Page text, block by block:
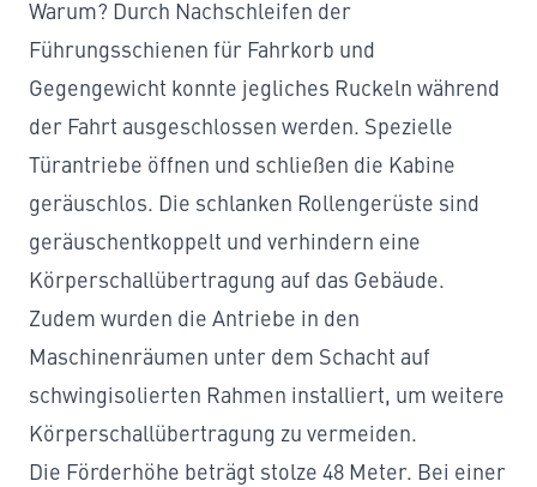
Warum? Durch Nachschleifen der
Führungsschienen für Fahrkorb und
Gegengewicht konnte jegliches Ruckeln während
der Fahrt ausgeschlossen werden. Spezielle
Türantriebe öffnen und schließen die Kabine
geräuschlos. Die schlanken Rollengerüste sind
geräuschentkoppelt und verhindern eine
Körperschallübertragung auf das Gebäude.
Zudem wurden die Antriebe in den
Maschinenräumen unter dem Schacht auf
schwingisolierten Rahmen installiert, um weitere
Körperschallübertragung zu vermeiden.
Die Förderhöhe beträgt stolze 48 Meter. Bei einer